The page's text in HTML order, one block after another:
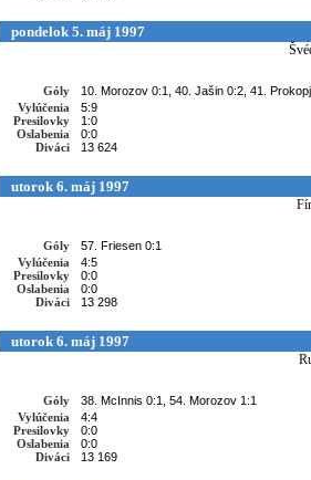
pondelok 5. máj 1997
Góly
10. Morozov 0:1, 40. Jašin 0:2, 41.
Vylúčenia
5:9
Presilovky
1:0
Oslabenia
0:0
Diváci
13 624
utorok 6. máj 1997
Góly
57. Friesen 0:1
Vylúčenia
4:5
Presilovky
0:0
Oslabenia
0:0
Diváci
13 298
utorok 6. máj 1997
Góly
38. McInnis 0:1, 54. Morozov 1:1
Vylúčenia
4:4
Presilovky
0:0
Oslabenia
0:0
Diváci
13 169